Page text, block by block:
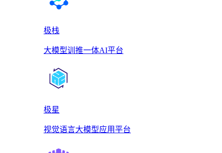
极栈
大模型训推一体AI平台
极星
视觉语言大模型应用平台